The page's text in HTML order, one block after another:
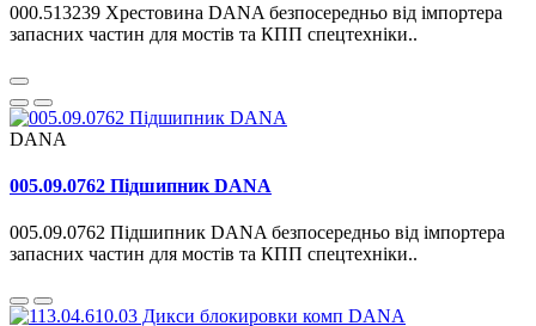
000.513239 Хрестовина DANA безпосередньо від імпортера
запасних частин для мостів та КПП спецтехніки..
DANA
005.09.0762 Підшипник DANA
005.09.0762 Підшипник DANA безпосередньо від імпортера
запасних частин для мостів та КПП спецтехніки..